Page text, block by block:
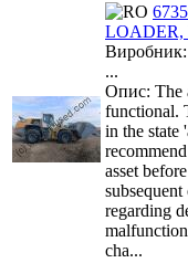
LOADER,
...
Опис: The
functional.
in the state
asset
regarding
cha...